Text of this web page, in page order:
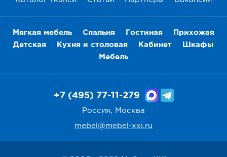
Мягкая мебель Спальня Гостиная
Прихожая
Детская
Кухня и столовая Кабинет
Шкафы
Мебель
+7 (495) 77-11-279
Россия, Москва
mebel@mebel-xxi.ru